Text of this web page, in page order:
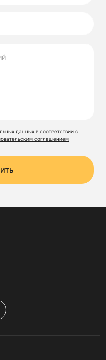
данных в соответствии с
соглашением